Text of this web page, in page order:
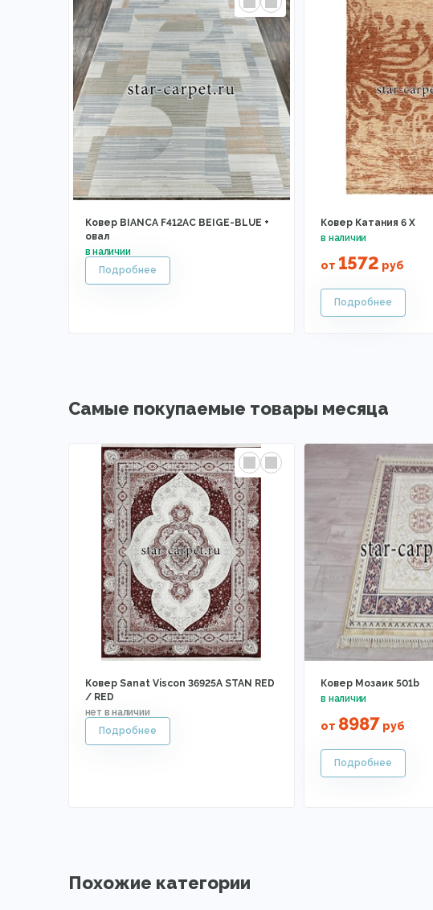
Ковер BIANCA F412AC BEIGE-BLUE +
овал
Ковер Катания 6 X
от 1572 руб
Самые покупаемые товары месяца
Ковер Sanat Viscon 36925A STAN RED
/ RED
Ковер Мозаик 501b
от 8987 руб
Похожие категории